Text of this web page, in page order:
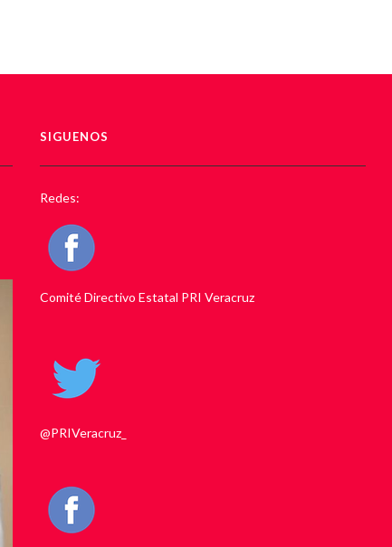
SIGUENOS
Redes:
Comité Directivo Estatal PRI Veracruz
@PRIVeracruz_